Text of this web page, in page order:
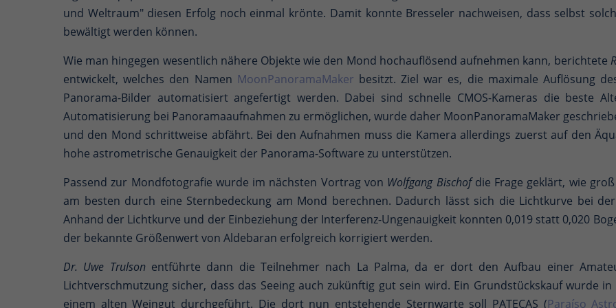
und Weltraum" diesen Erfolg noch einmal krönte. Damit konnte Bresseler nachweisen, dass selbst
bewältigt werden können.
Wie man hingegen wesentlich nähere Objekte wie den Mond hochauflösend aufnehmen kann, berichtete
entwickelt, welches den Namen MoonPanoramaMaker besitzt. Ziel war es, die maximale Auflösung
Panorama-Bilder automatisiert angefertigt werden. Dabei sind schnelle CMOS-Kameras die beste
Automatisierung bei Panoramaaufnahmen zu ermöglichen, wurde daher MoonPanoramaMaker
und den Mond schrittweise abfährt. Bei den Aufnahmen muss die Kamera allerdings zuerst auf den
hohe astrometrische Genauigkeit der Panorama-Software zu unterstützen.
Passend zur Mondfotografie wurde im nächsten Vortrag von Wolfgang Bischofdie Frage geklärt, wie
am besten durch eine Sternbedeckung am Mond berechnen. Dadurch lässt sich die Lichtkurve bei
Anhand der Lichtkurve und der Einbeziehung der Interferenz-Ungenauigkeit konnten 0,019 statt 0,020
der bekannte Größenwert von Aldebaran erfolgreich korrigiert werden.
Dr. Uwe Trulsonentführte dann die Teilnehmer nach La Palma, da er dort den Aufbau einer
Lichtverschmutzung sicher, dass das Seeing auch zukünftig gut sein wird. Ein Grundstückskauf wurde
einem alten Weingut durchgeführt. Die dort nun entstehende Sternwarte soll PATECAS (Paraíso